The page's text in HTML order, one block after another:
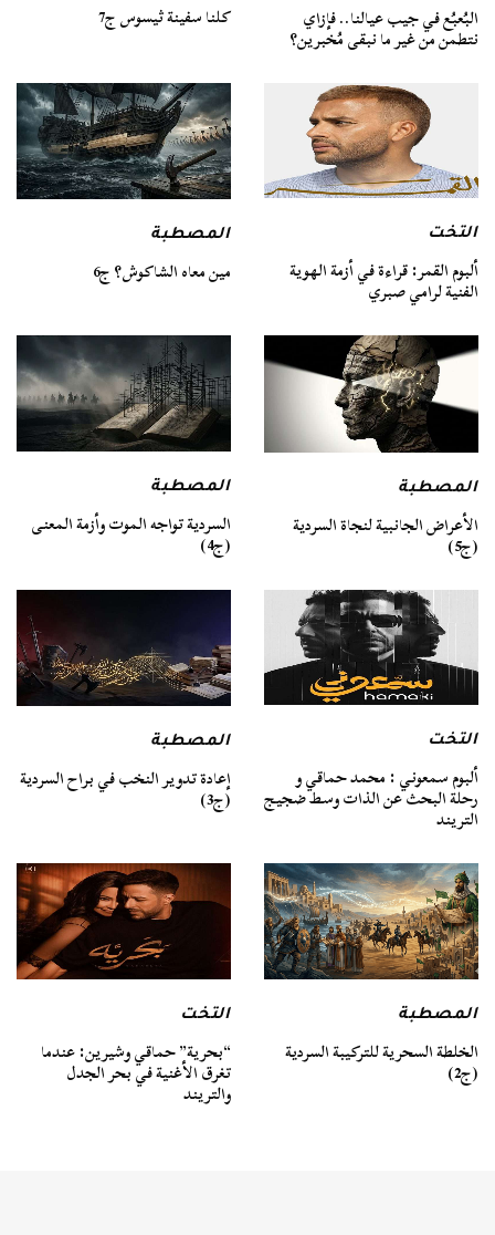
البُعبُع في جيب عيالنا.. فإزاي
نتطمن من غير ما نبقى مُخبرين؟
كلنا سفينة ثيسوس ج7
التخت
ألبوم القمر: قراءة في أزمة الهوية
الفنية لرامي صبري
المصطبة
مين معاه الشاكوش؟ ج6
المصطبة
الأعراض الجانبية لنجاة السردية
(ج5)
المصطبة
السردية تواجه الموت وأزمة المعنى
(ج4)
التخت
ألبوم سمعوني : محمد حماقي و
رحلة البحث عن الذات وسط ضجيج
التريند
المصطبة
إعادة تدوير النخب في براح السردية
(ج3)
المصطبة
الخلطة السحرية للتركيبة السردية
(ج2)
التخت
“بحرية” حماقي وشيرين: عندما
تغرق الأغنية في بحر الجدل
والتريند